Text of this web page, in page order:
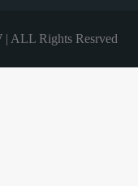
ALL Rights Resrved